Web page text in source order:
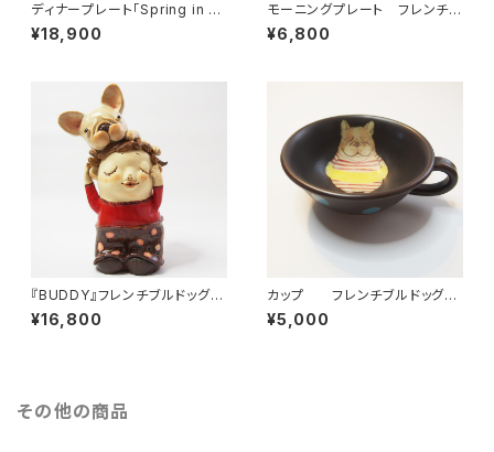
ディナープレート「Spring in M
y Step !」 フレンチブルドッ
グ
¥18,900
モーニングプレート フレンチブ
ルドッグ（貫入入り）
¥6,800
『BUDDY』フレンチブルドッグ置
物
¥16,800
カップ フレンチブルドッグ
ダークブラウン
¥5,000
その他の商品